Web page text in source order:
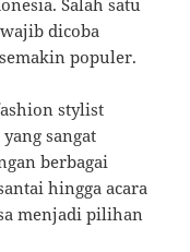
dicoba
populer.
stylist
sangat
berbagai
hingga acara
menjadi pilihan